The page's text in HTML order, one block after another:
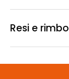
Resi e